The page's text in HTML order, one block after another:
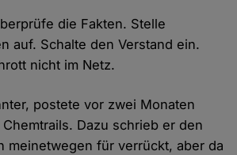
die Fakten. Stelle
auf. Schalte den Verstand ein.
nicht im Netz.
postete vor zwei Monaten
Dazu schrieb er den
meinetwegen für verrückt, aber da